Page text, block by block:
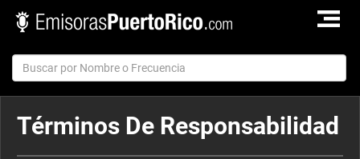
TOGGLE
Términos De Responsabilidad